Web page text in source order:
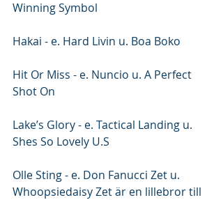
Winning Symbol
Hakai - e. Hard Livin u. Boa Boko
Hit Or Miss - e. Nuncio u. A Perfect
Shot On
Lake’s Glory - e. Tactical Landing u.
Shes So Lovely U.S
Olle Sting - e. Don Fanucci Zet u.
Whoopsiedaisy Zet är en lillebror till